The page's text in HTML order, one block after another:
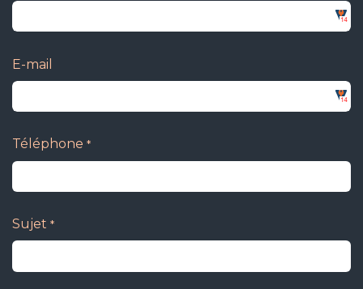
E-mail
Téléphone *
Sujet *